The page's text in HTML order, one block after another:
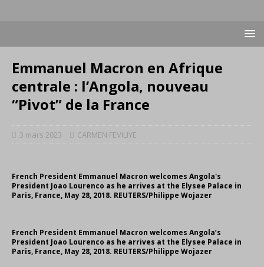
Emmanuel Macron en Afrique
centrale : l’Angola, nouveau
“Pivot” de la France
3 mars 2023 CARMEN FEVILIYE
French President Emmanuel Macron welcomes Angola's
President Joao Lourenco as he arrives at the Elysee Palace in
Paris, France, May 28, 2018. REUTERS/Philippe Wojazer
French President Emmanuel Macron welcomes Angola’s
President Joao Lourenco as he arrives at the Elysee Palace in
Paris, France, May 28, 2018. REUTERS/Philippe Wojazer